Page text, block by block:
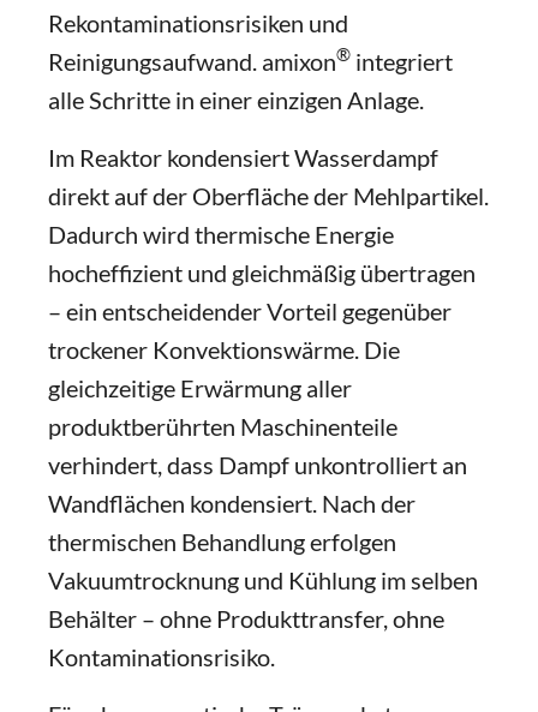
Rekontaminationsrisiken und
Reinigungsaufwand. amixon® integriert
alle Schritte in einer einzigen Anlage.
Im Reaktor kondensiert Wasserdampf
direkt auf der Oberfläche der Mehlpartikel.
Dadurch wird thermische Energie
hocheffizient und gleichmäßig übertragen
– ein entscheidender Vorteil gegenüber
trockener Konvektionswärme. Die
gleichzeitige Erwärmung aller
produktberührten Maschinenteile
verhindert, dass Dampf unkontrolliert an
Wandflächen kondensiert. Nach der
thermischen Behandlung erfolgen
Vakuumtrocknung und Kühlung im selben
Behälter – ohne Produkttransfer, ohne
Kontaminationsrisiko.